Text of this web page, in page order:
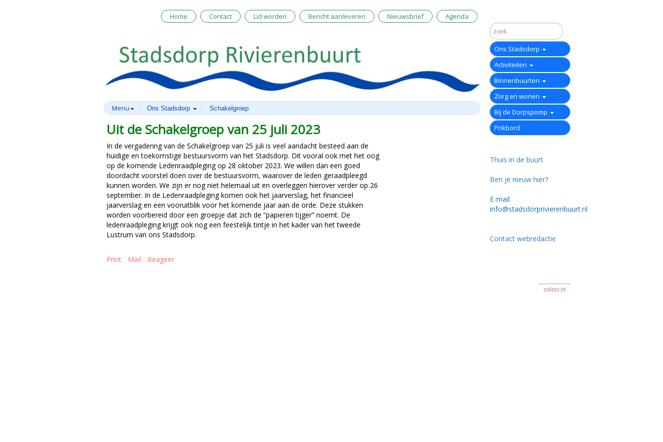
Home Contact Lid worden Bericht aanleveren Nieuwsbrief Agenda
Menu Ons Stadsdorp Schakelgroep
Uit de Schakelgroep van 25 juli 2023
In de vergadering van de Schakelgroep van 25 juli is veel aandacht besteed aan de
huidige en toekomstige bestuursvorm van het Stadsdorp. Dit vooral ook met het oog
op de komende Ledenraadpleging op 28 oktober 2023. We willen dan een goed
doordacht voorstel doen over de bestuursvorm, waarover de leden geraadpleegd
kunnen worden. We zijn er nog niet helemaal uit en overleggen hierover verder op 26
september. In de Ledenraadpleging komen ook het jaarverslag, het financieel
jaarverslag en een vooruitblik voor het komende jaar aan de orde. Deze stukken
worden voorbereid door een groepje dat zich de “papieren tijger” noemt. De
ledenraadpleging krijgt ook nog een feestelijk tintje in het kader van het tweede
Lustrum van ons Stadsdorp.
Print Mail Reageer
Ons Stadsdorp
Activiteiten
Binnenbuurten
Zorg en wonen
Bij de Dorpspomp
Prikbord
Thuis in de buurt
Ben je nieuw hier?
E-mail:
info@stadsdorprivierenbuurt.nl
Contact webredactie
coloci.nl